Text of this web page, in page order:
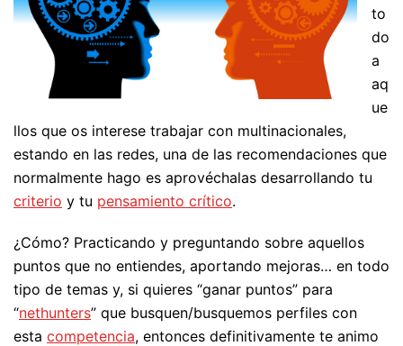
to
do
a
aq
ue
llos que os interese trabajar con multinacionales,
estando en las redes, una de las recomendaciones que
normalmente hago es aprovéchalas desarrollando tu
criterio y tu pensamiento crítico.
¿Cómo? Practicando y preguntando sobre aquellos
puntos que no entiendes, aportando mejoras… en todo
tipo de temas y, si quieres “ganar puntos” para
“nethunters” que busquen/busquemos perfiles con
esta competencia, entonces definitivamente te animo